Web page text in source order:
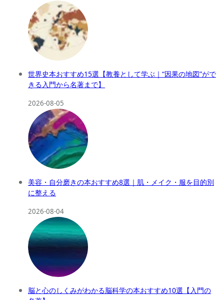
世界史本おすすめ15選【教養として学ぶ｜“因果の地図”がで
きる入門から名著まで】
2026-08-05
美容・自分磨きの本おすすめ8選｜肌・メイク・服を目的別
に整える
2026-08-04
脳と心のしくみがわかる脳科学の本おすすめ10選【入門の